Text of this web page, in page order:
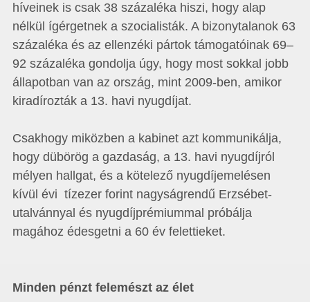
híveinek is csak 38 százaléka hiszi, hogy alap
nélkül ígérgetnek a szocialisták. A bizonytalanok 63
százaléka és az ellenzéki pártok támogatóinak 69–
92 százaléka gondolja úgy, hogy most sokkal jobb
állapotban van az ország, mint 2009-ben, amikor
kiradírozták a 13. havi nyugdíjat.
Csakhogy miközben a kabinet azt kommunikálja,
hogy dübörög a gazdaság, a 13. havi nyugdíjról
mélyen hallgat, és a kötelező nyugdíjemelésen
kívül évi tízezer forint nagyságrendű Erzsébet-
utalvánnyal és nyugdíjprémiummal próbálja
magához édesgetni a 60 év felettieket.
Minden pénzt felemészt az élet